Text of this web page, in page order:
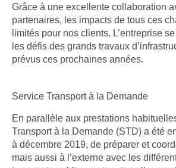
Grâce à une excellente collaboration
partenaires, les impacts de tous ces
limités pour nos clients. L’entreprise
les défis des grands travaux
prévus ces prochaines années.
Service Transport à la Demande
En parallèle aux prestations
Transport à la Demande (STD) a été
à décembre 2019, de préparer et
mais aussi à l’externe avec les